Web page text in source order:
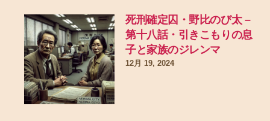
死刑確定囚・野比のび太 –
第十八話・引きこもりの息
子と家族のジレンマ
12月 19, 2024